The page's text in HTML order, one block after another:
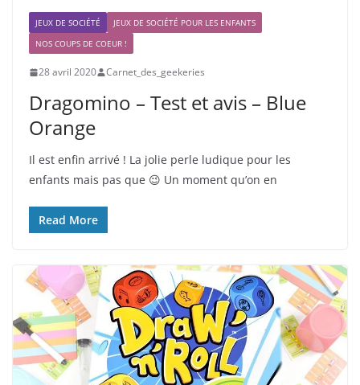
JEUX DE SOCIÉTÉ
JEUX DE SOCIÉTÉ POUR LES ENFANTS
NOS COUPS DE COEUR !
28 avril 2020 Carnet_des_geekeries
Dragomino – Test et avis – Blue
Orange
Il est enfin arrivé ! La jolie perle ludique pour les
enfants mais pas que 😉 Un moment qu’on en
Read More